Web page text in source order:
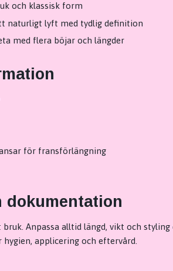
och klassisk form
naturligt lyft med tydlig definition
med flera böjar och längder
för fransförlängning
dokumentation
Anpassa alltid längd, vikt och
applicering och eftervård.